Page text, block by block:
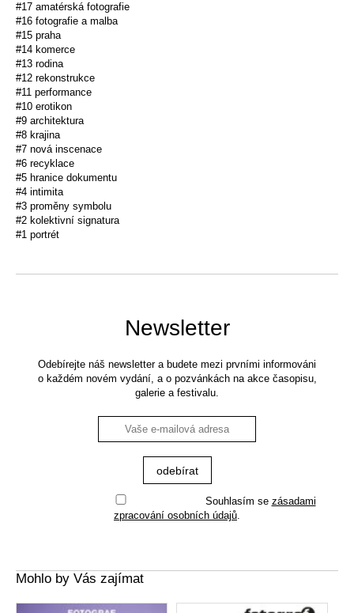
#17 amatérská fotografie
#16 fotografie a malba
#15 praha
#14 komerce
#13 rodina
#12 rekonstrukce
#11 performance
#10 erotikon
#9 architektura
#8 krajina
#7 nová inscenace
#6 recyklace
#5 hranice dokumentu
#4 intimita
#3 proměny symbolu
#2 kolektivní signatura
#1 portrét
Newsletter
Odebírejte náš newsletter a budete mezi prvními informováni
o každém novém vydání, a o pozvánkách na akce časopisu,
galerie a festivalu.
Souhlasím se zásadami
zpracování osobních údajů.
Mohlo by Vás zajímat